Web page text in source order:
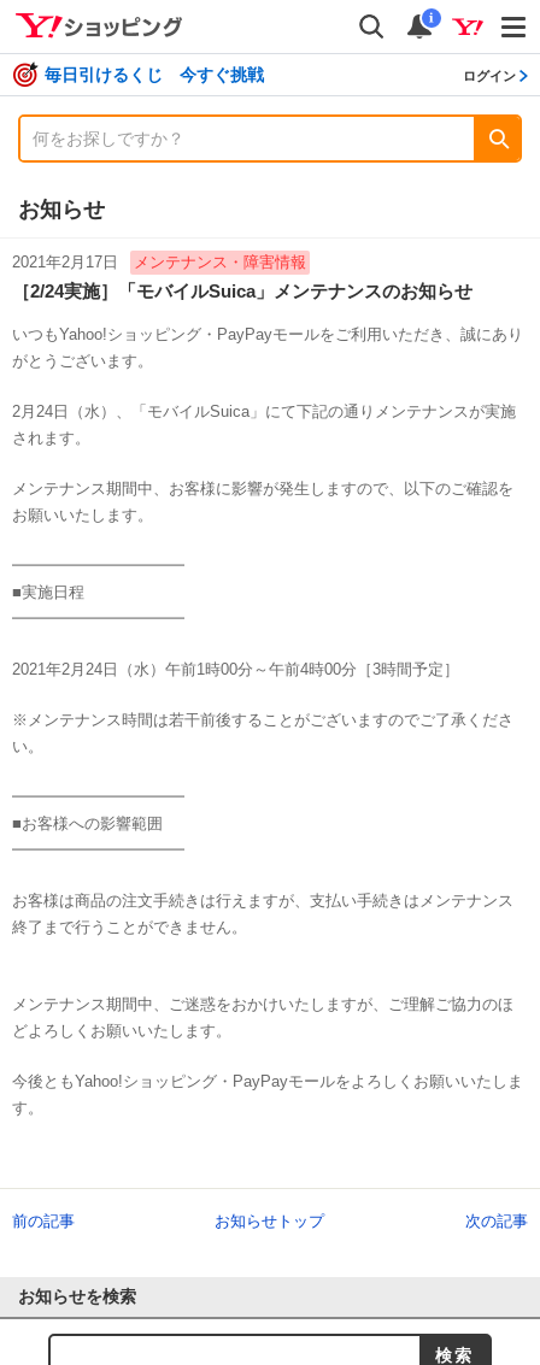
検索
通知
i
毎日引けるくじ 今すぐ挑戦 ログイン
お知らせ
2021年2月17日 メンテナンス・障害情報
［2/24実施］「モバイルSuica」メンテナンスのお知らせ
いつもYahoo!ショッピング・PayPayモールをご利用いただき、誠にあり
がとうございます。
2月24日（水）、「モバイルSuica」にて下記の通りメンテナンスが実施
されます。
メンテナンス期間中、お客様に影響が発生しますので、以下のご確認を
お願いいたします。
━━━━━━━━━━━
■実施日程
━━━━━━━━━━━
2021年2月24日（水）午前1時00分～午前4時00分［3時間予定］
※メンテナンス時間は若干前後することがございますのでご了承くださ
い。
━━━━━━━━━━━
■お客様への影響範囲
━━━━━━━━━━━
お客様は商品の注文手続きは行えますが、支払い手続きはメンテナンス
終了まで行うことができません。
メンテナンス期間中、ご迷惑をおかけいたしますが、ご理解ご協力のほ
どよろしくお願いいたします。
今後ともYahoo!ショッピング・PayPayモールをよろしくお願いいたしま
す。
前の記事 お知らせトップ 次の記事
お知らせを検索